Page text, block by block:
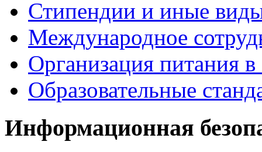
Стипендии и иные
Международное
Организация питания в
Образовательные
Информационная